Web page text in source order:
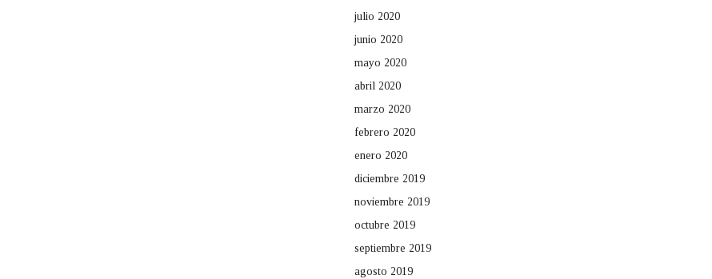
julio 2020
junio 2020
mayo 2020
abril 2020
marzo 2020
febrero 2020
enero 2020
diciembre 2019
noviembre 2019
octubre 2019
septiembre 2019
agosto 2019